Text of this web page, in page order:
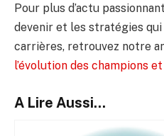
Pour plus d’actu
devenir et les stratégies
carrières, retrouvez notre
l’évolution des champions
A Lire Aussi...